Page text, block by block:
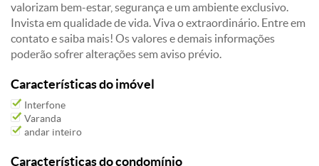
valorizam bem-estar, segurança e um ambiente exclusivo.
Invista em qualidade de vida. Viva o extraordinário. Entre em
contato e saiba mais! Os valores e demais informações
poderão sofrer alterações sem aviso prévio.
Características do imóvel
Interfone
Varanda
andar inteiro
Características do condomínio